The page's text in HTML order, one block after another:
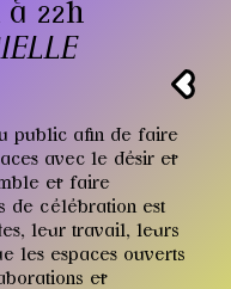
à 22h
public afin de faire
avec le désir et
et faire
de célébration est
leur travail, leurs
les espaces ouverts
et